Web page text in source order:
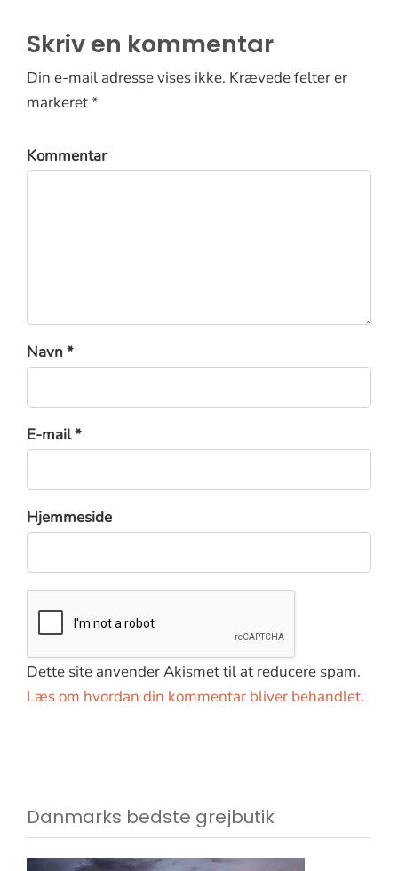
Skriv en kommentar
Din e-mail adresse vises ikke. Krævede felter er
markeret *
Kommentar
Navn *
E-mail *
Hjemmeside
Dette site anvender Akismet til at reducere spam.
Læs om hvordan din kommentar bliver behandlet.
Danmarks bedste grejbutik